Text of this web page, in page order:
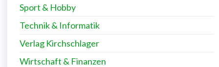
Sport & Hobby
Technik & Informatik
Verlag Kirchschlager
Wirtschaft & Finanzen